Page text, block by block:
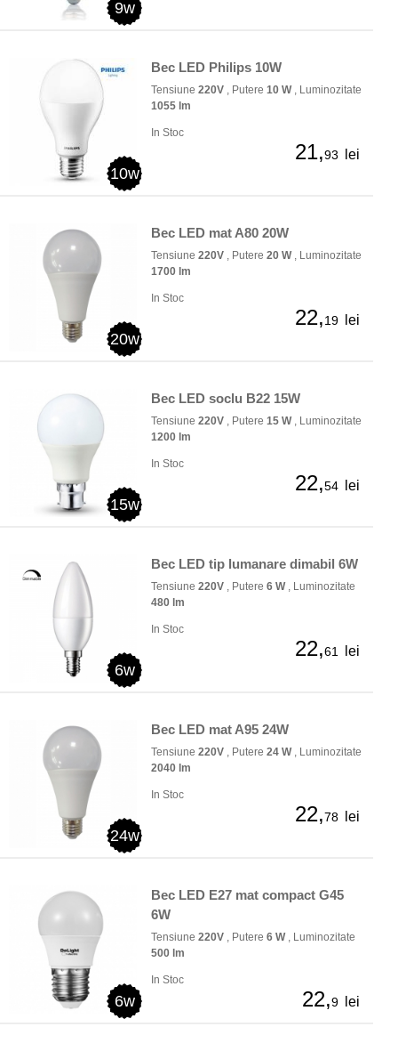
9w
10w
Bec LED Philips 10W
Tensiune 220V , Putere 10 W, Luminozitate
1055 lm
In Stoc
21,93 lei
20w
Bec LED mat A80 20W
Tensiune 220V , Putere 20 W, Luminozitate
1700 lm
In Stoc
22,19 lei
15w
Bec LED soclu B22 15W
Tensiune 220V , Putere 15 W, Luminozitate
1200 lm
In Stoc
22,54 lei
6w
Bec LED tip lumanare dimabil 6W
Tensiune 220V , Putere 6 W, Luminozitate
480 lm
In Stoc
22,61 lei
24w
Bec LED mat A95 24W
Tensiune 220V , Putere 24 W, Luminozitate
2040 lm
In Stoc
22,78 lei
6w
Bec LED E27 mat compact G45
6W
Tensiune 220V , Putere 6 W, Luminozitate
500 lm
In Stoc
22,9 lei